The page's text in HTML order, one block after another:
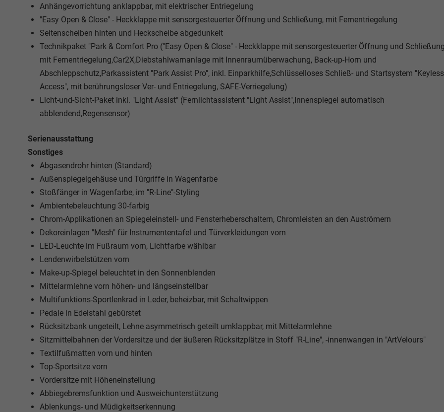
Anhängevorrichtung anklappbar, mit elektrischer Entriegelung
"Easy Open & Close" - Heckklappe mit sensorgesteuerter Öffnung und Schließung, mit Fernentriegelung
Seitenscheiben hinten und Heckscheibe abgedunkelt
Technikpaket "Park & Comfort Pro ("Easy Open & Close" - Heckklappe mit sensorgesteuerter Öffnung und
mit Fernentriegelung,Car2X,Diebstahlwarnanlage mit Innenraumüberwachung, Back-up-Horn und
Abschleppschutz,Parkassistent "Park Assist Pro", inkl. Einparkhilfe,Schlüsselloses Schließ- und Startsystem "Keyless
Access", mit berührungsloser Ver- und Entriegelung, SAFE-Verriegelung)
Licht-und-Sicht-Paket inkl. "Light Assist" (Fernlichtassistent "Light Assist",Innenspiegel automatisch
abblendend,Regensensor)
Serienausstattung
Sonstiges
Abgasendrohr hinten (Standard)
Außenspiegelgehäuse und Türgriffe in Wagenfarbe
Stoßfänger in Wagenfarbe, im "R-Line"-Styling
Ambientebeleuchtung 30-farbig
Chrom-Applikationen an Spiegeleinstell- und Fensterheberschaltern, Chromleisten an den Auströmern
Dekoreinlagen "Mesh" für Instrumententafel und Türverkleidungen vorn
LED-Leuchte im Fußraum vorn, Lichtfarbe wählbar
Lendenwirbelstützen vorn
Make-up-Spiegel beleuchtet in den Sonnenblenden
Mittelarmlehne vorn höhen- und längseinstellbar
Multifunktions-Sportlenkrad in Leder, beheizbar, mit Schaltwippen
Pedale in Edelstahl gebürstet
Rücksitzbank ungeteilt, Lehne asymmetrisch geteilt umklappbar, mit Mittelarmlehne
Sitzmittelbahnen der Vordersitze und der äußeren Rücksitzplätze in Stoff "R-Line", -innenwangen in "ArtVelours"
Textilfußmatten vorn und hinten
Top-Sportsitze vorn
Vordersitze mit Höheneinstellung
Abbiegebremsfunktion und Ausweichunterstützung
Ablenkungs- und Müdigkeitserkennung